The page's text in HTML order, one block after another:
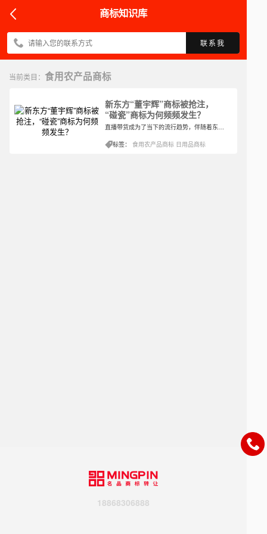
商标知识库
联系我
当前类目： 食用农产品商标
新东方“董宇辉”商标被抢注，
“碰瓷”商标为何频频发生？
标签：食用农产品商标 日用品商标
18868306888